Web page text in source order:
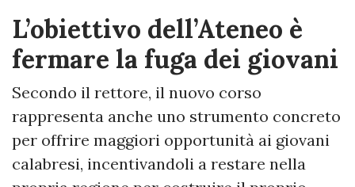
L’obiettivo dell’Ateneo è
fermare la fuga dei giovani
Secondo il rettore, il nuovo corso
rappresenta anche uno strumento concreto
per offrire maggiori opportunità ai giovani
calabresi, incentivandoli a restare nella